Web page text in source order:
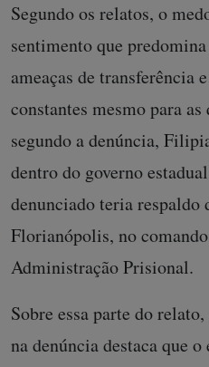
Segundo os relatos, o
sentimento que
ameaças de transferência
constantes mesmo para
segundo a denúncia,
dentro do governo
denunciado teria respaldo
Florianópolis, no
Administração Prisional.
Sobre essa parte do
na denúncia destaca que